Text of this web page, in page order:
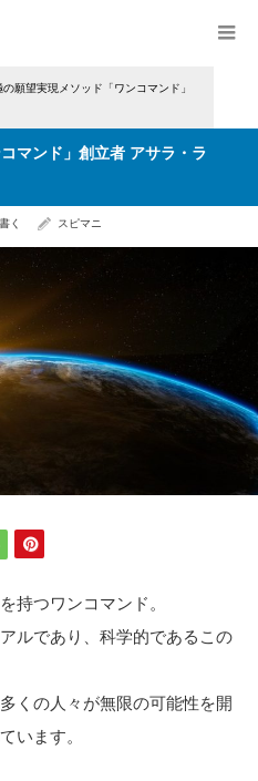
の願望実現メソッド「ワンコマンド」
マンド」創立者 アサラ・ラ
く スピマニ
持つワンコマンド。
ルであり、科学的であるこの
くの人々が無限の可能性を開
います。